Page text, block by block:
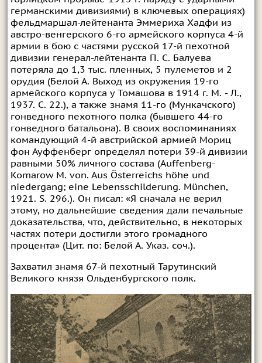
германскими дивизиями) в ключевых операциях)
фельдмаршал-лейтенанта Эммериха Хадфи из
австро-венгерского 6-го армейского корпуса 4-й
армии в бою с частями русской 17-й пехотной
дивизии генерал-лейтенанта П. С. Балуева
потеряла до 1,3 тыс. пленных, 5 пулеметов и 2
орудия (Белой А. Выход из окружения 19-го
армейского корпуса у Томашова в 1914 г. М. - Л.,
1937. С. 22.), а также знамя 11-го (Мункачского)
гонведного пехотного полка (бывшего 44-го
гонведного батальона). В своих воспоминаниях
командующий 4-й австрийской армией Мориц
фон Ауффенберг определял потери 39-й дивизии
равными 50% личного состава (Auffenberg-
Komarow M. von. Aus Österreichs höhe und
niedergang; eine Lebensschilderung. München,
1921. S. 296.). Он писал: «Я сначала не верил
этому, но дальнейшие сведения дали печальные
доказательства, что, действительно, в некоторых
частях потери достигли этого громадного
процента» (Цит. по: Белой А. Указ. соч.).
Захватил знамя 67-й пехотный Тарутинский
Великого князя Ольденбургского полк.